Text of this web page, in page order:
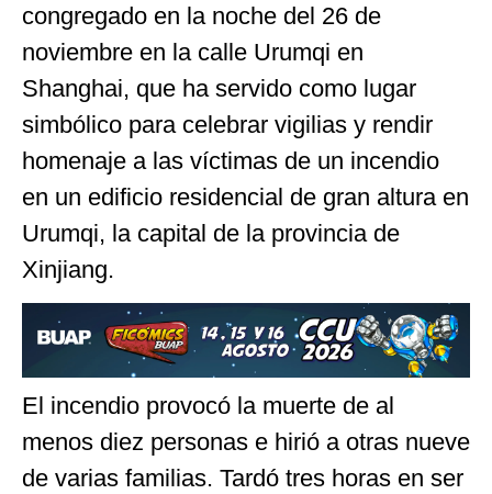
congregado en la noche del 26 de
noviembre en la calle Urumqi en
Shanghai, que ha servido como lugar
simbólico para celebrar vigilias y rendir
homenaje a las víctimas de un incendio
en un edificio residencial de gran altura en
Urumqi, la capital de la provincia de
Xinjiang.
El incendio provocó la muerte de al
menos diez personas e hirió a otras nueve
de varias familias. Tardó tres horas en ser